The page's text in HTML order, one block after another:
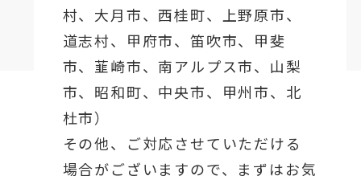
村、 大月市、西桂町、上野原市、
道志村、 甲府市、笛吹市、甲斐
市、韮崎市、南アルプス市、山梨
市、昭和町、中央市、甲州市、北
杜市）
その他、ご対応させていただける
場合がございますので、まずはお気